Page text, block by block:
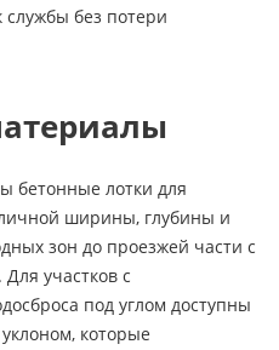
службы без потери
бетонные лотки для
ширины, глубины и
зон до проезжей части с
участков с
под углом доступны
которые